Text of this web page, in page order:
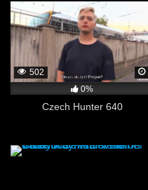
502
0%
Czech Hunter 640